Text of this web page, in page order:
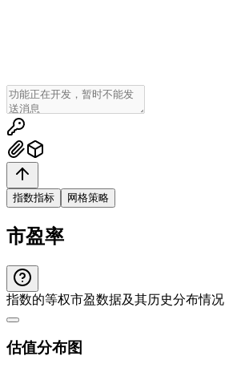
指数指标 网格策略
市盈率
指数的等权市盈数据及其历史分布情况
估值分布图